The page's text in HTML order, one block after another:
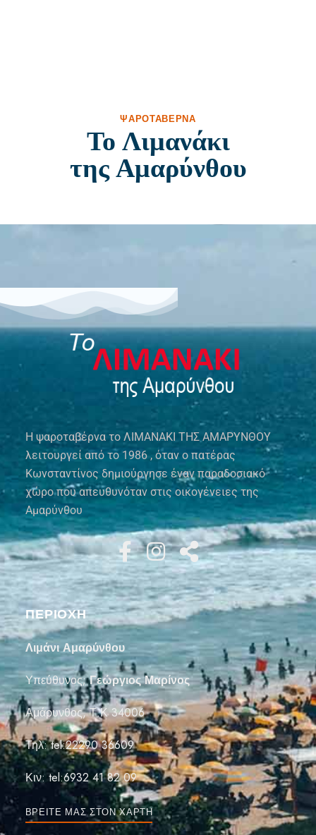
ΨΑΡΟΤΑΒΈΡΝΑ
Το Λιμανάκι
της Αμαρύνθου
Η ψαροταβέρνα το ΛΙΜΑΝΑΚΙ ΤΗΣ ΑΜΑΡΥΝΘΟΥ
λειτουργεί από το 1986 , όταν ο πατέρας
Κωνσταντίνος δημιούργησε έναν παραδοσιακό
χώρο που απευθυνόταν στις οικογένειες της
Αμαρύνθου
ΠΕΡΙΟΧΗ
Λιμάνι Αμαρύνθου
Υπεύθυνος;Γεώργιος Μαρίνος
Αμάρυνθος, Τ.Κ 34006
Τηλ:tel:22290 36609
Κιν:tel:6932 41 82 09
ΒΡΕΊΤΕ ΜΑΣ ΣΤΟΝ ΧΆΡΤΗ